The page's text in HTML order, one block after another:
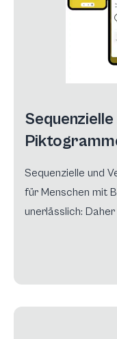
Sequenzielle und
für Menschen mit
unerlässlich: